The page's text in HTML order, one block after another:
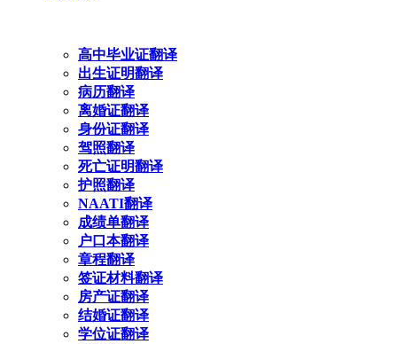
高中毕业证翻译
出生证明翻译
病历翻译
离婚证翻译
身份证翻译
驾照翻译
死亡证明翻译
护照翻译
NAATI翻译
成绩单翻译
户口本翻译
章程翻译
签证材料翻译
房产证翻译
结婚证翻译
学位证翻译